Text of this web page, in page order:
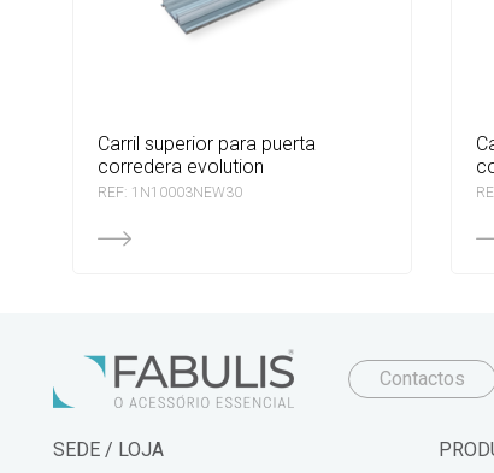
carril superior para puerta
corredera evolution
REF: 1N10003NEW30
carril inferior para puerta
Contactos
SEDE / LOJA